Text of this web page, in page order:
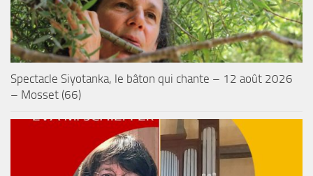
Spectacle Siyotanka, le bâton qui chante – 12 août 2026
– Mosset (66)